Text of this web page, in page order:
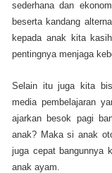
sederhana dan
beserta kandang
kepada anak kita
pentingnya menjaga
Selain itu juga kita
media pembelajaran
ajarkan besok pagi
anak? Maka si anak
juga cepat bangunnya
anak ayam.